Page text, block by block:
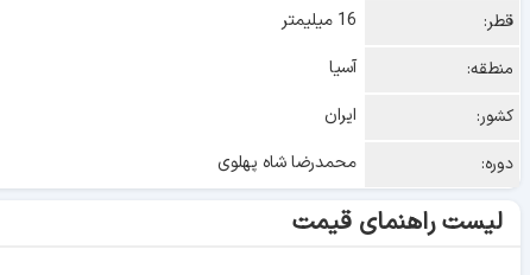
قطر:
16 میلیمتر
منطقه:
آسیا
کشور:
ایران
دوره:
محمدرضا شاه پهلوی
لیست راهنمای قیمت